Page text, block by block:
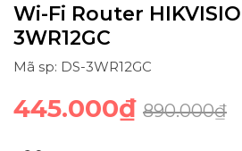
Wi-Fi Router
3WR12GC
Mã sp: DS-3WR12GC
445.000₫ 890.000₫